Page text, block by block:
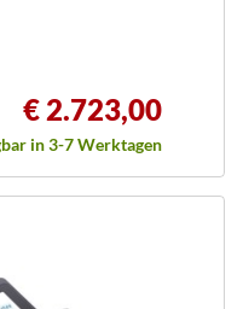
€ 2.723,00
in 3-7 Werktagen